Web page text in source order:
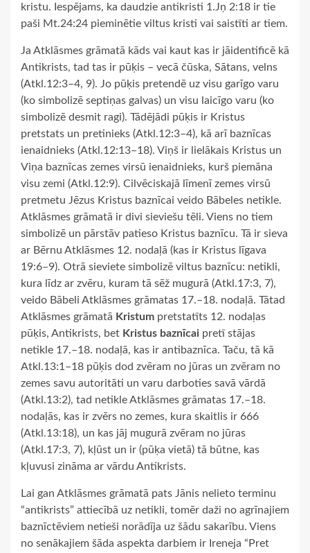
kristu. Iespējams, ka daudzie antikristi 1.Jņ 2:18 ir tie
paši Mt.24:24 pieminētie viltus kristi vai saistīti ar tiem.
Ja Atklāsmes grāmatā kāds vai kaut kas ir jāidentificē kā
Antikrists, tad tas ir pūķis – vecā čūska, Sātans, velns
(Atkl.12:3–4, 9). Jo pūķis pretendē uz visu garīgo varu
(ko simbolizē septiņas galvas) un visu laicīgo varu (ko
simbolizē desmit ragi). Tādējādi pūķis ir Kristus
pretstats un pretinieks (Atkl.12:3–4), kā arī baznīcas
ienaidnieks (Atkl.12:13–18). Viņš ir lielākais Kristus un
Viņa baznīcas zemes virsū ienaidnieks, kurš piemāna
visu zemi (Atkl.12:9). Cilvēciskajā līmenī zemes virsū
pretmetu Jēzus Kristus baznīcai veido Bābeles netikle.
Atklāsmes grāmatā ir divi sieviešu tēli. Viens no tiem
simbolizē un pārstāv patieso Kristus baznīcu. Tā ir sieva
ar Bērnu Atklāsmes 12. nodaļā (kas ir Kristus līgava
19:6–9). Otrā sieviete simbolizē viltus baznīcu: netikli,
kura līdz ar zvēru, kuram tā sēž mugurā (Atkl.17:3, 7),
veido Bābeli Atklāsmes grāmatas 17.–18. nodaļā. Tātad
Atklāsmes grāmatā Kristum pretstatīts 12. nodaļas
pūķis, Antikrists, bet Kristus baznīcai pretī stājas
netikle 17.–18. nodaļā, kas ir antibaznīca. Taču, tā kā
Atkl.13:1–18 pūķis dod zvēram no jūras un zvēram no
zemes savu autoritāti un varu darboties savā vārdā
(Atkl.13:2), tad netikle Atklāsmes grāmatas 17.–18.
nodaļās, kas ir zvērs no zemes, kura skaitlis ir 666
(Atkl.13:18), un kas jāj mugurā zvēram no jūras
(Atkl.17:3, 7), kļūst un ir (pūķa vietā) tā būtne, kas
kļuvusi zināma ar vārdu Antikrists.
Lai gan Atklāsmes grāmatā pats Jānis nelieto terminu
“antikrists” attiecībā uz netikli, tomēr daži no agrīnajiem
baznīctēviem netieši norādīja uz šādu sakarību. Viens
no senākajiem šāda aspekta darbiem ir Ireneja “Pret